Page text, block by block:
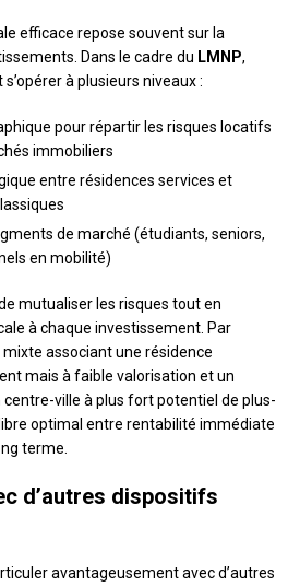
efficace repose souvent sur la
Dans le cadre du LMNP,
à plusieurs niveaux :
pour répartir les risques locatifs
immobiliers
entre résidences services et
de marché (étudiants, seniors,
en mobilité)
mutualiser les risques tout en
à chaque investissement. Par
associant une résidence
mais à faible valorisation et un
ville à plus fort potentiel de plus-
optimal entre rentabilité immédiate
terme.
d’autres dispositifs
avantageusement avec d’autres